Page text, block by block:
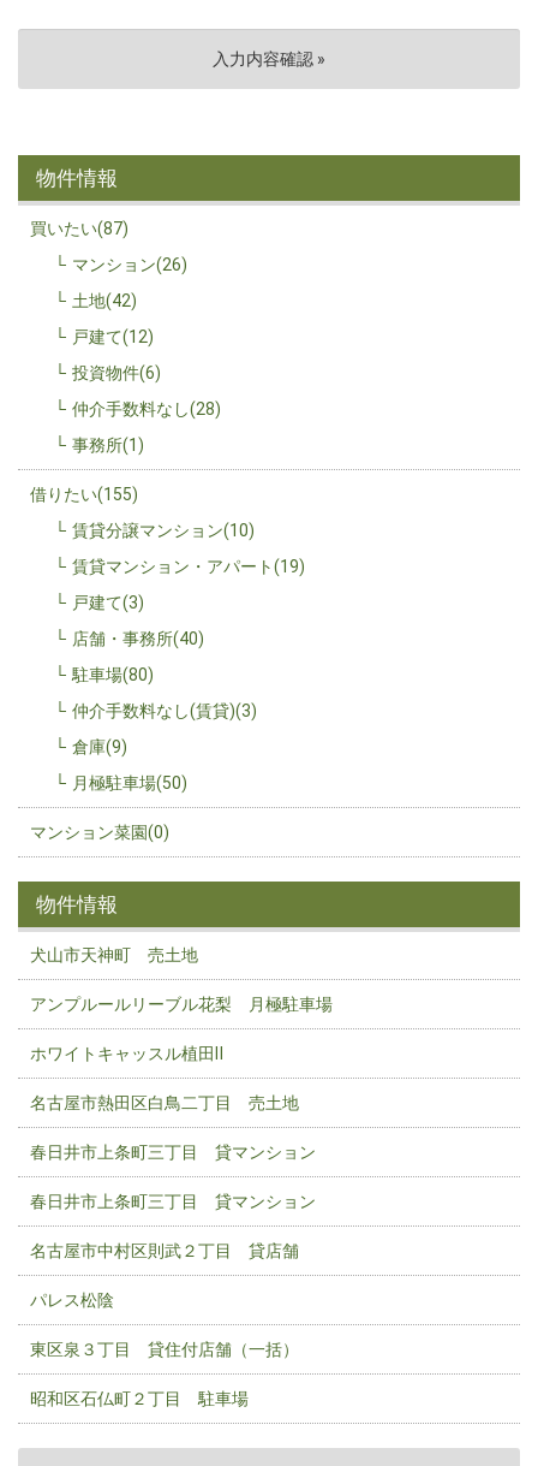
物件情報
買いたい(87)
マンション(26)
土地(42)
戸建て(12)
投資物件(6)
仲介手数料なし(28)
事務所(1)
借りたい(155)
賃貸分譲マンション(10)
賃貸マンション・アパート(19)
戸建て(3)
店舗・事務所(40)
駐車場(80)
仲介手数料なし(賃貸)(3)
倉庫(9)
月極駐車場(50)
マンション菜園(0)
物件情報
犬山市天神町 売土地
アンプルールリーブル花梨 月極駐車場
ホワイトキャッスル植田Ⅱ
名古屋市熱田区白鳥二丁目 売土地
春日井市上条町三丁目 貸マンション
春日井市上条町三丁目 貸マンション
名古屋市中村区則武２丁目 貸店舗
パレス松陰
東区泉３丁目 貸住付店舗（一括）
昭和区石仏町２丁目 駐車場